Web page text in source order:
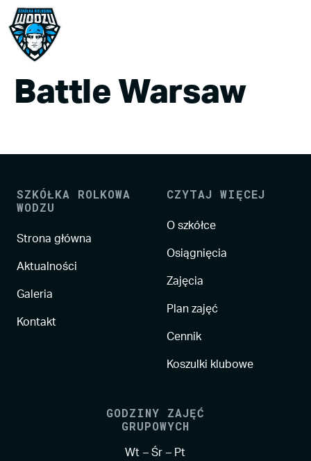
Battle Warsaw
SZKÓŁKA ROLKOWA
WODZU
Strona główna
Aktualności
Galeria
Kontakt
CZYTAJ WIĘCEJ
O szkółce
Osiągnięcia
Zajęcia
Plan zajęć
Cennik
Koszulki klubowe
GODZINY ZAJĘĆ
GRUPOWYCH
Wt – Śr – Pt